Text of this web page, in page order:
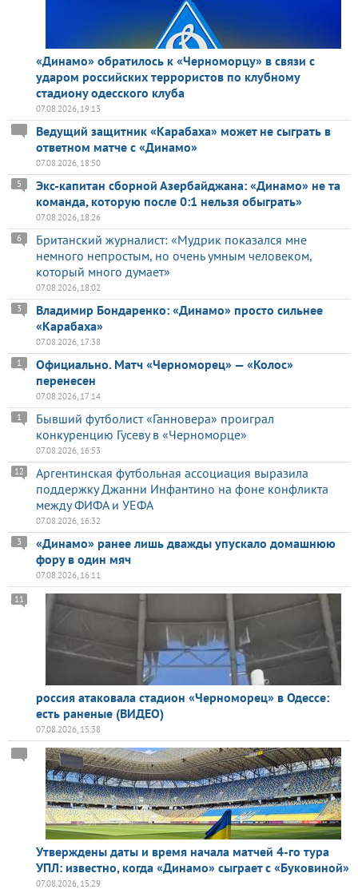
«Динамо» обратилось к «Черноморцу» в связи с
ударом российских террористов по клубному
стадиону одесского клуба
07.08.2026, 19:13
Ведущий защитник «Карабаха» может не сыграть в
ответном матче с «Динамо»
07.08.2026, 18:50
Экс-капитан сборной Азербайджана: «Динамо» не та
команда, которую после 0:1 нельзя обыграть»
5
07.08.2026, 18:26
Британский журналист: «Мудрик показался мне
немного непростым, но очень умным человеком,
который много думает»
6
07.08.2026, 18:02
Владимир Бондаренко: «Динамо» просто сильнее
«Карабаха»
3
07.08.2026, 17:38
Официально. Матч «Черноморец» — «Колос»
перенесен
1
07.08.2026, 17:14
Бывший футболист «Ганновера» проиграл
конкуренцию Гусеву в «Черноморце»
1
07.08.2026, 16:53
Аргентинская футбольная ассоциация выразила
поддержку Джанни Инфантино на фоне конфликта
между ФИФА и УЕФА
12
07.08.2026, 16:32
«Динамо» ранее лишь дважды упускало домашнюю
фору в один мяч
3
07.08.2026, 16:11
россия атаковала стадион «Черноморец» в Одессе:
есть раненые (ВИДЕО)
11
07.08.2026, 15:38
Утверждены даты и время начала матчей 4-го тура
УПЛ: известно, когда «Динамо» сыграет с «Буковиной»
07.08.2026, 15:29